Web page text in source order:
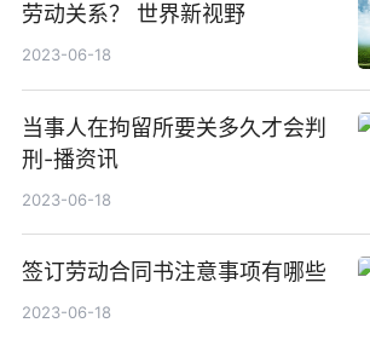
劳动关系？ 世界新视野
2023-06-18
当事人在拘留所要关多久才会判
刑-播资讯
2023-06-18
签订劳动合同书注意事项有哪些
2023-06-18